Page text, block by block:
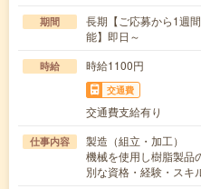
期間
長期【ご応募から1週
能】即日～
時給 時給1100円
交通費
交通費支給有り
仕事内容
製造（組立・加工）
機械を使用し樹脂製品
別な資格・経験・ス